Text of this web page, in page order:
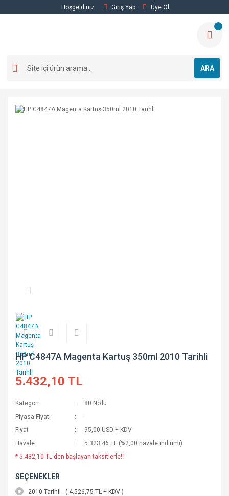
Hoşgeldiniz Giriş Yap Üye Ol
ARA
HP C4847A Magenta Kartuş 350ml 2010 Tarihli
5.432,10 TL
Kategori
80 No'lu
Piyasa Fiyatı
-
Fiyat
95,00 USD + KDV
Havale
5.323,46 TL (%2,00 havale indirimi)
* 5.432,10 TL den başlayan taksitlerle!!
SEÇENEKLER
2010 Tarihli - ( 4.526,75 TL + KDV )